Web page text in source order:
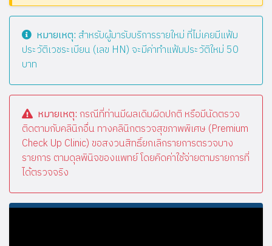
หมายเหตุ: สำหรับผู้มารับบริการรายใหม่ ที่ไม่เคยมีแฟ้ม
ประวัติเวชระเบียน (เลข HN) จะมีค่าทำแฟ้มประวัติใหม่ 50
บาท
หมายเหตุ: กรณีที่ท่านมีผลเดิมผิดปกติ หรือมีนัดตรวจ
ติดตามกับคลินิกอื่น ทางคลินิกตรวจสุขภาพพิเศษ (Premium
Check Up Clinic) ขอสงวนสิทธิ์ยกเลิกรายการตรวจบาง
รายการ ตามดุลพินิจของแพทย์ โดยคิดค่าใช้จ่ายตามรายการที่
ได้ตรวจจริง